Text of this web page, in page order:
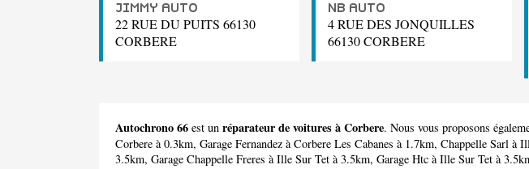
JIMMY AUTO
22 RUE DU PUITS 66130
CORBERE
NB AUTO
4 RUE DES JONQUILLES
66130 CORBERE
Autochrono 66 est un réparateur de voitures à Corbere. Nous vous proposons
Corbere à 0.3km, Garage Fernandez à Corbere Les Cabanes à 1.7km, Chappelle Sarl à
3.5km, Garage Chappelle Freres à Ille Sur Tet à 3.5km, Garage Htc à Ille Sur Tet à